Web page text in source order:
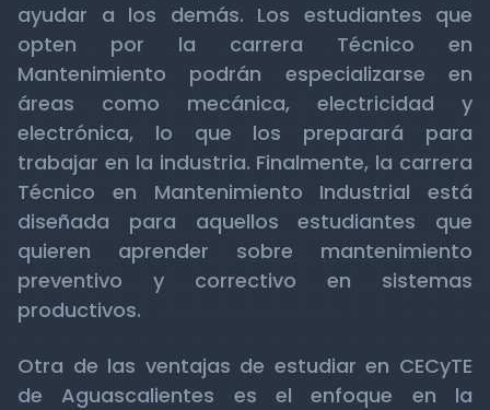
ayudar a los demás. Los estudiantes que
opten por la carrera Técnico en
Mantenimiento podrán especializarse en
áreas como mecánica, electricidad y
electrónica, lo que los preparará para
trabajar en la industria. Finalmente, la carrera
Técnico en Mantenimiento Industrial está
diseñada para aquellos estudiantes que
quieren aprender sobre mantenimiento
preventivo y correctivo en sistemas
productivos.
Otra de las ventajas de estudiar en CECyTE
de Aguascalientes es el enfoque en la